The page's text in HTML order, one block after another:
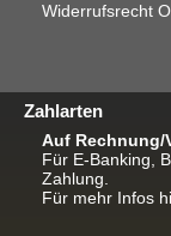
Widerrufsrecht
Zahlarten
Auf Rechnung/
Für E-Banking,
Zahlung.
Für mehr Infos